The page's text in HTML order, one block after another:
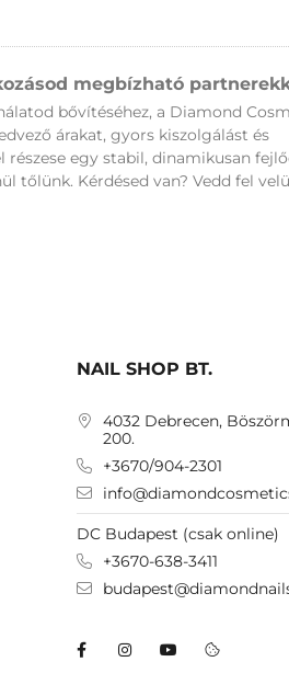
megbízható
bővítéséhez, a Diamond
árakat, gyors kiszolgálást és
egy stabil, dinamikusan
tőlünk. Kérdésed van? Vedd fel
NAIL SHOP BT.
4032 Debrecen,
200.
+3670/904-2301
DC Budapest (csak online)
+3670-638-3411